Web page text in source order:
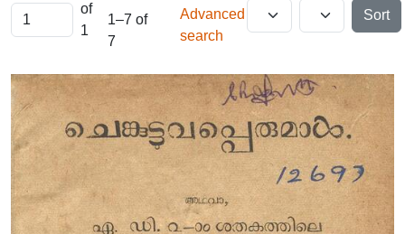
of
1
1–7 of
7
Advanced
search
Sort